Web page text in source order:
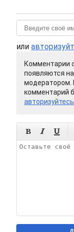
или
Комментарии
появляются
модератором.
комментарий
авторизуйтесь
  